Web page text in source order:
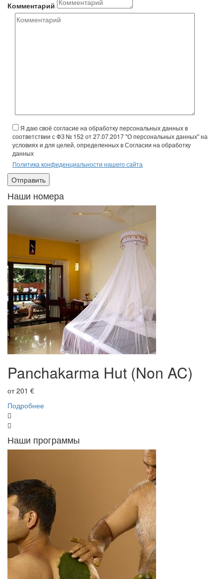
Комментарий
Я даю своё согласие на обработку персональных данных в
соответствии с ФЗ № 152 от 27.07.2017 "О персональных данных" на
условиях и для целей, определенных в Согласии на обработку
данных
Политика конфиденциальности нашего сайта
Наши номера
Panchakarma Hut (Non AC)
от 201 €
Подробнее
Наши программы